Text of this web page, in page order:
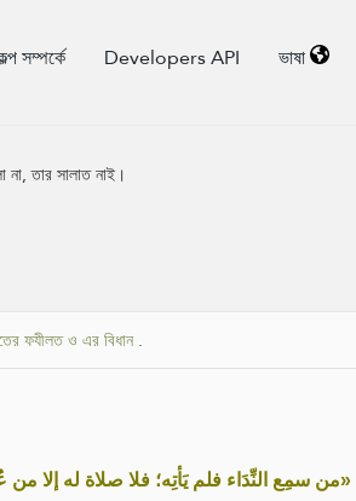
সম্পর্কে Developers API ভাষা
তার সালাত নাই।
ফযীলত ও এর বিধান.
«من سمِع النِّدَاء فلم يَأتِه؛ فلا صلاة له إلا من